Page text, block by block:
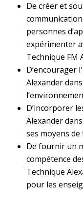
De créer et
personnes
expérimenter
Technique FM
D’encourager
Alexander
D’incorporer
Alexander
ses moyens
De fournir un
compétence
Technique
pour les